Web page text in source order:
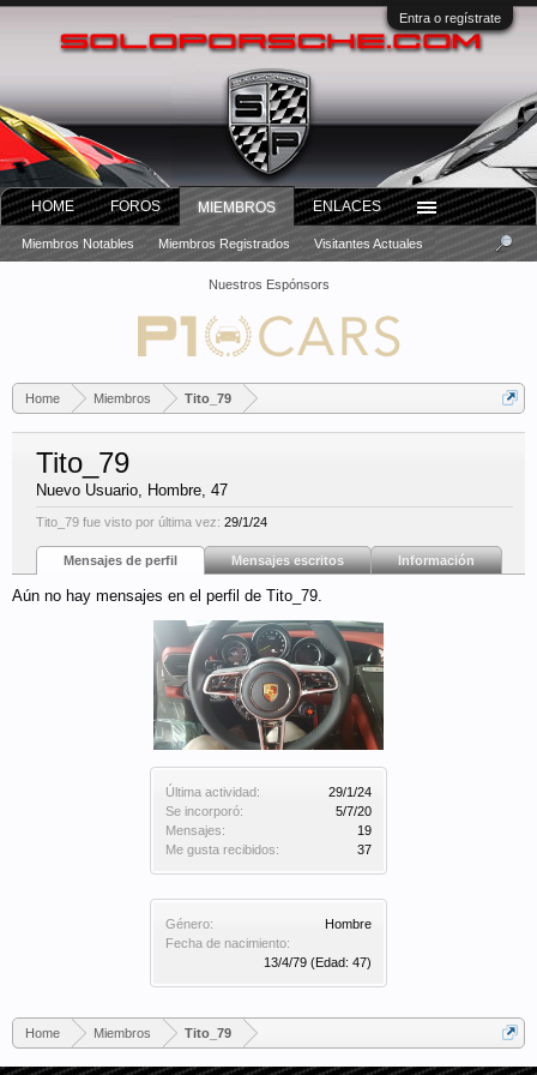
Entra o regístrate
Nuestros Espónsors
Home Miembros Tito_79
Última actividad:
29/1/24
Se incorporó:
5/7/20
Mensajes:
19
Me gusta recibidos:
37
Género:
Hombre
Fecha de nacimiento:
13/4/79 (Edad: 47)
Tito_79
Nuevo Usuario, Hombre, 47
Tito_79 fue visto por última vez: 29/1/24
Mensajes de perfil Mensajes escritos Información
Aún no hay mensajes en el perfil de Tito_79.
Home Miembros Tito_79
HOME FOROS MIEMBROS
Miembros Notables Miembros Registrados Visitantes Actuales
ENLACES